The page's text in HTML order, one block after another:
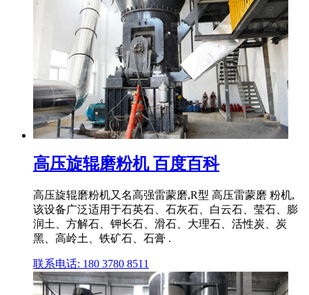
高压旋辊磨粉机 百度百科
高压旋辊磨粉机又名高强雷蒙磨,R型 高压雷蒙磨 粉机,
该设备广泛适用于石英石、石灰石、白云石、莹石、膨
润土、方解石、钾长石、滑石、大理石、活性炭、炭
黑、高岭土、铁矿石、石膏 .
联系电话: 180 3780 8511